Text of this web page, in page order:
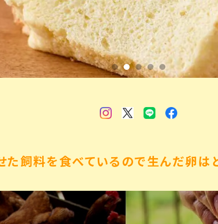
飼料を食べているので生んだ卵はと